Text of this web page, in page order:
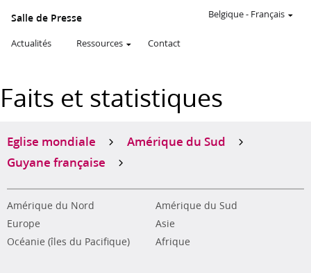
Salle de Presse
Actualités Ressources Contact
Belgique- Français
Faits et statistiques
Eglise mondiale
Amérique du Sud
Guyane française
Amérique du Nord
Amérique du Sud
Europe
Asie
Océanie (îles du Pacifique)
Afrique